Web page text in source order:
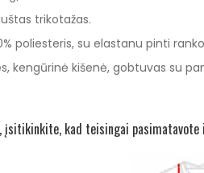
trikotažas.
poliesteris, su elastanu pinti
kengūrinė kišenė, gobtuvas su
įsitikinkite, kad teisingai